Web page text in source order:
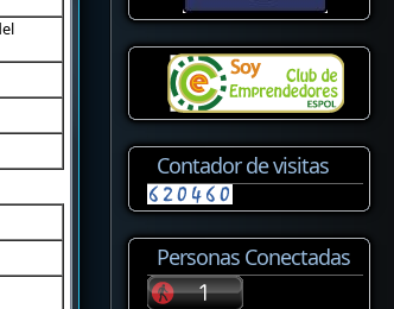
Contador de visitas
Personas Conectadas